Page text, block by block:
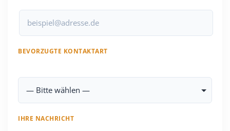
BEVORZUGTE KONTAKTART
IHRE NACHRICHT